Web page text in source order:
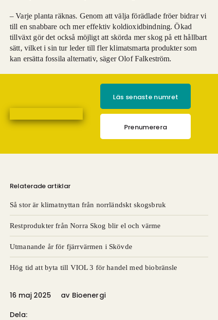
– Varje planta räknas. Genom att välja förädlade fröer bidrar vi
till en snabbare och mer effektiv koldioxidbindning. Ökad
tillväxt gör det också möjligt att skörda mer skog på ett hållbart
sätt, vilket i sin tur leder till fler klimatsmarta produkter som
kan ersätta fossila alternativ, säger Olof Falkeström.
Läs senaste numret
Prenumerera
Relaterade artiklar
Så stor är klimatnyttan från norrländskt skogsbruk
Restprodukter från Norra Skog blir el och värme
Utmanande år för fjärrvärmen i Skövde
Hög tid att byta till VIOL 3 för handel med biobränsle
16 maj 2025 av Bioenergi
Dela: